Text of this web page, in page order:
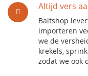
Altijd vers
Baitshop
importeren
we de
krekels,
zodat we ook